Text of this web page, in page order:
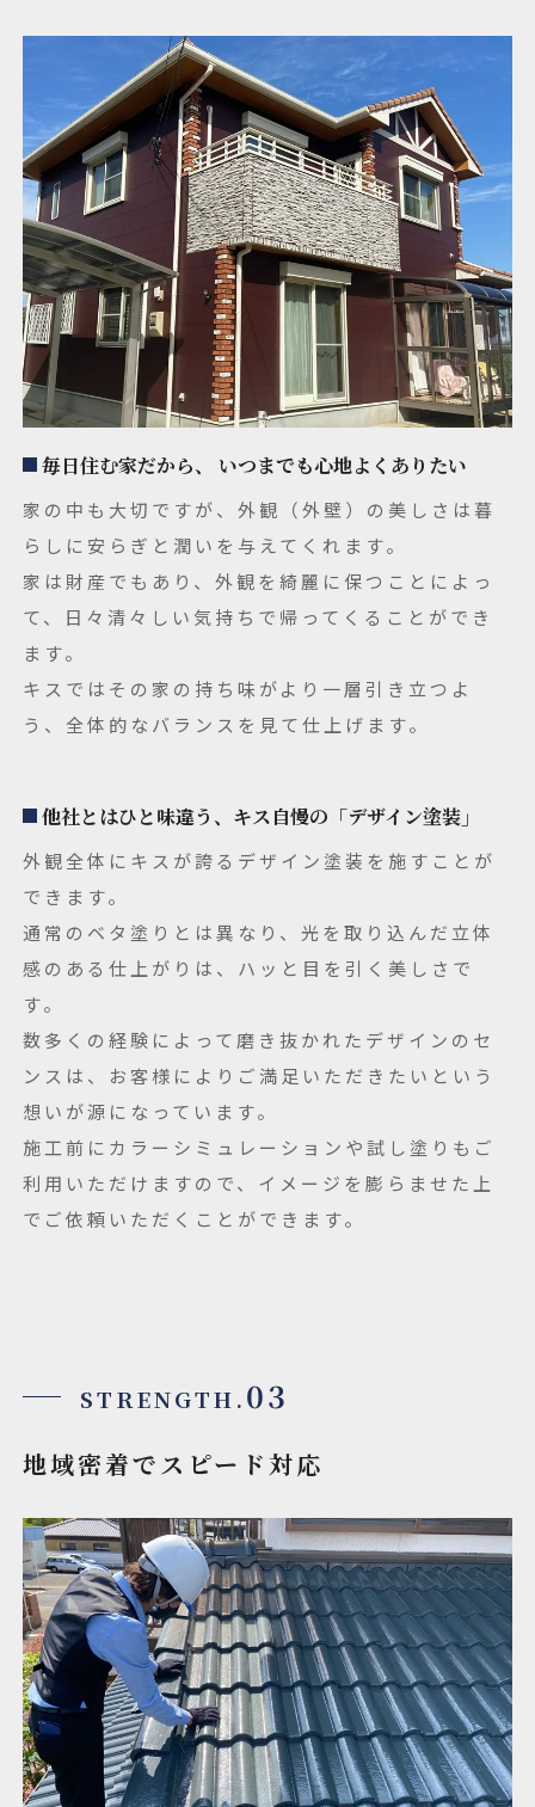
毎日住む家だから、 いつまでも心地よくありたい
家の中も大切ですが、外観（外壁）の美しさは暮
らしに安らぎと潤いを与えてくれます。
家は財産でもあり、外観を綺麗に保つことによっ
て、日々清々しい気持ちで帰ってくることができ
ます。
キスではその家の持ち味がより一層引き立つよ
う、全体的なバランスを見て仕上げます。
他社とはひと味違う、キス自慢の「デザイン塗装」
外観全体にキスが誇るデザイン塗装を施すことが
できます。
通常のベタ塗りとは異なり、光を取り込んだ立体
感のある仕上がりは、ハッと目を引く美しさで
す。
数多くの経験によって磨き抜かれたデザインのセ
ンスは、お客様によりご満足いただきたいという
想いが源になっています。
施工前にカラーシミュレーションや試し塗りもご
利用いただけますので、イメージを膨らませた上
でご依頼いただくことができます。
STRENGTH.03
地域密着でスピード対応